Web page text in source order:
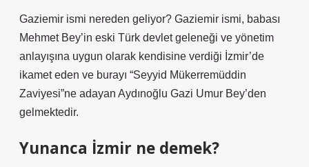
Gaziemir ismi nereden geliyor? Gaziemir ismi, babası
Mehmet Bey’in eski Türk devlet geleneği ve yönetim
anlayışına uygun olarak kendisine verdiği İzmir’de
ikamet eden ve burayı “Seyyid Mükerremüddin
Zaviyesi”ne adayan Aydınoğlu Gazi Umur Bey’den
gelmektedir.
Yunanca İzmir ne demek?